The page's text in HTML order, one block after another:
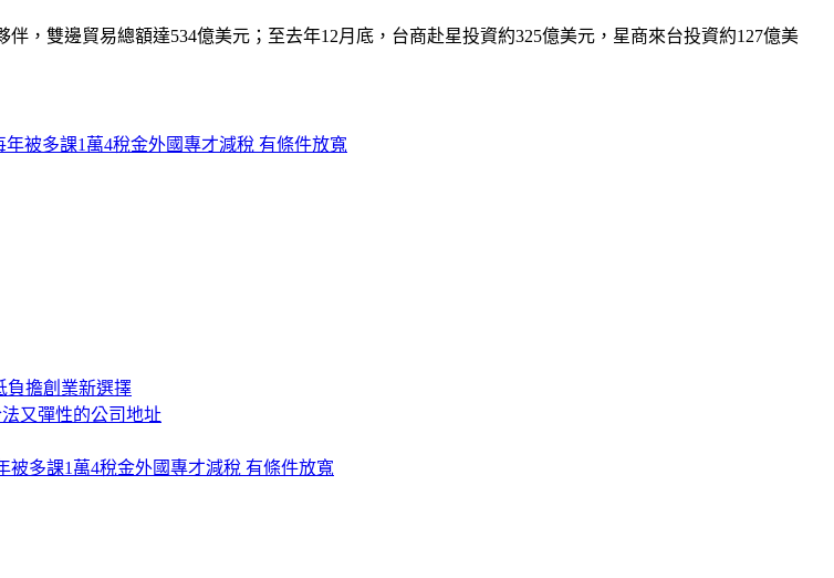
，雙邊貿易總額達534億美元；至去年12月底，台商赴星投資約325億美元，星商來台投資約127億美
被多課1萬4稅金外國專才減稅 有條件放寬
負擔創業新選擇
又彈性的公司地址
多課1萬4稅金外國專才減稅 有條件放寬